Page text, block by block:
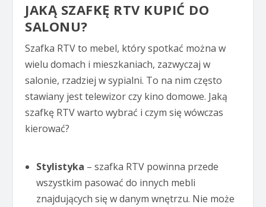
JAKĄ SZAFKĘ RTV KUPIĆ DO
SALONU?
Szafka RTV to mebel, który spotkać można w
wielu domach i mieszkaniach, zazwyczaj w
salonie, rzadziej w sypialni. To na nim często
stawiany jest telewizor czy kino domowe. Jaką
szafkę RTV warto wybrać i czym się wówczas
kierować?
Stylistyka – szafka RTV powinna przede
wszystkim pasować do innych mebli
znajdujących się w danym wnętrzu. Nie może